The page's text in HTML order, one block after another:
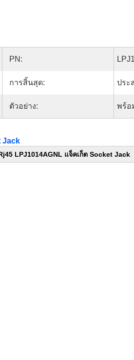
PN:
การสิ้นสุด: ประ
ตัวอย่าง: พร้อ
Jack
LPJ1014AGNL แจ็คเก็ต Socket Jack